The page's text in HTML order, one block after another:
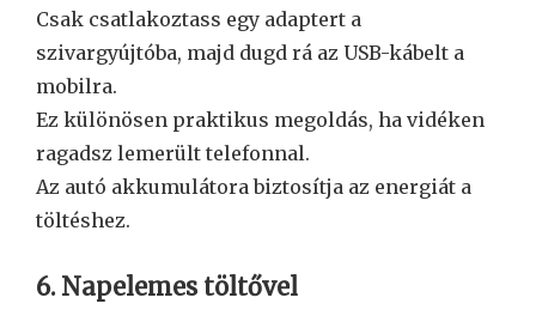
Csak csatlakoztass egy adaptert a
szivargyújtóba, majd dugd rá az USB-kábelt a
mobilra.
Ez különösen praktikus megoldás, ha vidéken
ragadsz lemerült telefonnal.
Az autó akkumulátora biztosítja az energiát a
töltéshez.
6. Napelemes töltővel